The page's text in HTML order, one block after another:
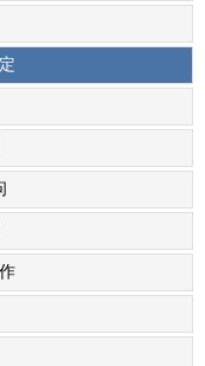
和
监
依申请公
法定主动公
容